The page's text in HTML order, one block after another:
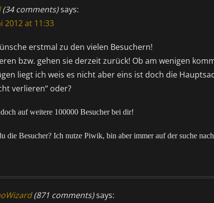
(34 comments)says:
2012 at 11:33
erstmal zu den vielen Besuchern!
bzw. gehen sie derzeit zurück! Ob am wenigen
liegt ich weis es nicht aber eins ist doch die
verlieren“ oder?
auf weitere 100000 Besucher bei dir!
die Besucher? Ich nutze Piwik, bin aber immer auf der suche
(871 comments)says: